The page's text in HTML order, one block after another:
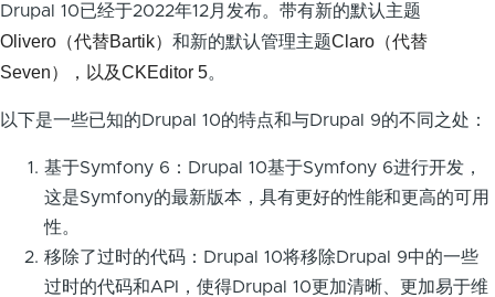
Drupal 10已经于2022年12月发布。带有新的默认主题
Olivero（代替Bartik） 和新的默认管理主题Claro（代替
Seven），以及CKEditor 5。
以下是一些已知的Drupal 10的特点和与Drupal 9的不同之处：
基于Symfony 6：Drupal 10基于Symfony 6进行开发，
这是Symfony的最新版本，具有更好的性能和更高的可用
性。
移除了过时的代码：Drupal 10将移除Drupal 9中的一些
过时的代码和API，使得Drupal 10更加清晰、更加易于维